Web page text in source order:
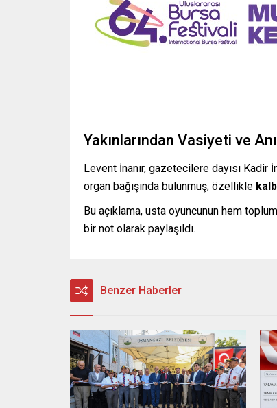
Yakınlarından Vasiyeti ve
Levent İnanır, gazetecilere dayısı Kadir
organ bağışında bulunmuş; özellikle
Bu açıklama, usta oyuncunun hem
bir not olarak paylaşıldı.
Benzer Haberler